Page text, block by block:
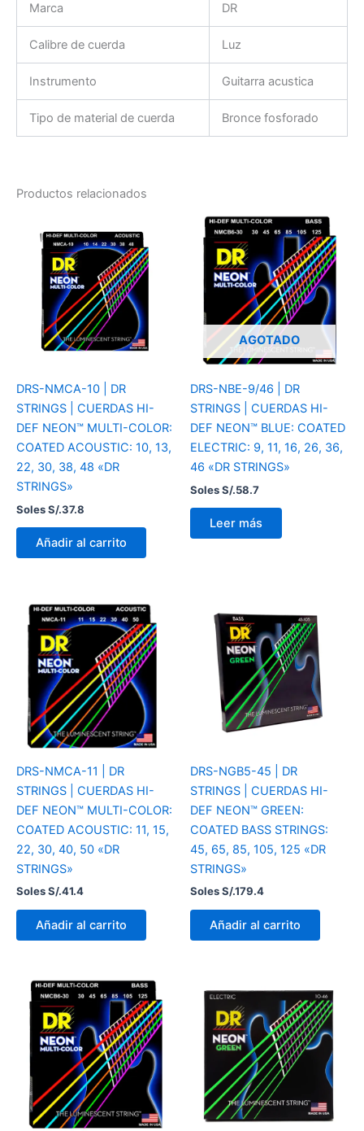
Marca DR
Calibre de cuerda Luz
Instrumento Guitarra acustica
Tipo de material de cuerda Bronce fosforado
Productos relacionados
DRS-NMCA-10 | DR
STRINGS | CUERDAS HI-
DEF NEON™ MULTI-COLOR:
COATED ACOUSTIC: 10, 13,
22, 30, 38, 48 «DR
STRINGS»
Soles S/.37.8
Añadir al carrito
AGOTADO
DRS-NBE-9/46 | DR
STRINGS | CUERDAS HI-
DEF NEON™ BLUE: COATED
ELECTRIC: 9, 11, 16, 26, 36,
46 «DR STRINGS»
Soles S/.58.7
Leer más
DRS-NMCA-11 | DR
STRINGS | CUERDAS HI-
DEF NEON™ MULTI-COLOR:
COATED ACOUSTIC: 11, 15,
22, 30, 40, 50 «DR
STRINGS»
Soles S/.41.4
Añadir al carrito
DRS-NGB5-45 | DR
STRINGS | CUERDAS HI-
DEF NEON™ GREEN:
COATED BASS STRINGS:
45, 65, 85, 105, 125 «DR
STRINGS»
Soles S/.179.4
Añadir al carrito